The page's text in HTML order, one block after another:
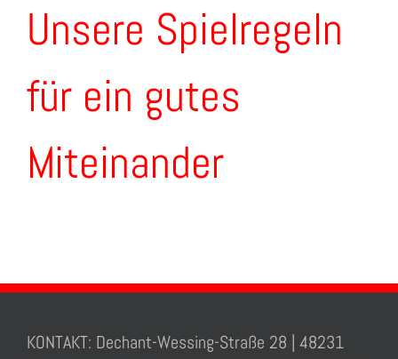
Unsere Spielregeln
für ein gutes
Miteinander
KONTAKT: Dechant-Wessing-Straße 28 | 48231